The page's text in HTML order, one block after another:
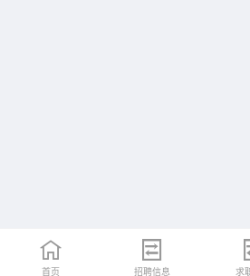
首页 招聘信息 求